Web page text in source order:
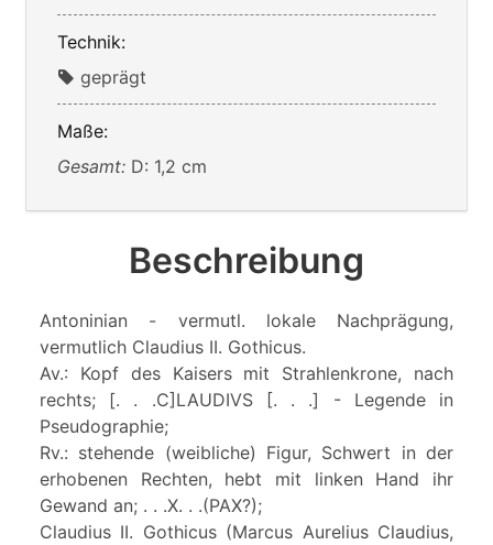
Technik:
geprägt
Maße:
Gesamt: D: 1,2 cm
Beschreibung
Antoninian - vermutl. lokale Nachprägung,
vermutlich Claudius II. Gothicus.
Av.: Kopf des Kaisers mit Strahlenkrone, nach
rechts; [. . .C]LAUDIVS [. . .] - Legende in
Pseudographie;
Rv.: stehende (weibliche) Figur, Schwert in der
erhobenen Rechten, hebt mit linken Hand ihr
Gewand an; . . .X. . .(PAX?);
Claudius II. Gothicus (Marcus Aurelius Claudius,